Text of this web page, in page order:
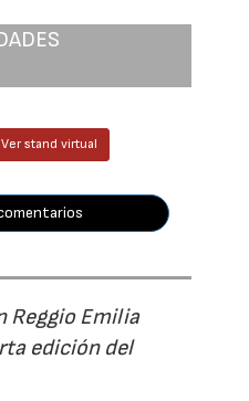
Ver stand virtual
Reggio Emilia
edición del